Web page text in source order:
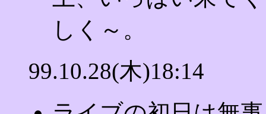
しく～。
99.10.28(木)18:14